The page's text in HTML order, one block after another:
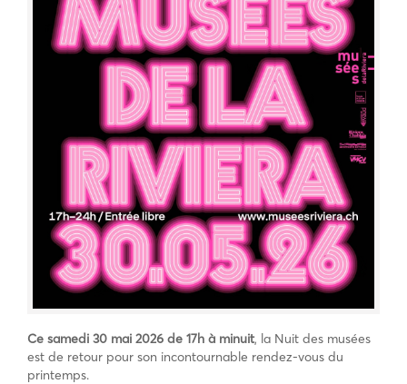
Ce samedi 30 mai 2026 de 17h à minuit, la Nuit des musées
est de retour pour son incontournable rendez-vous du
printemps.